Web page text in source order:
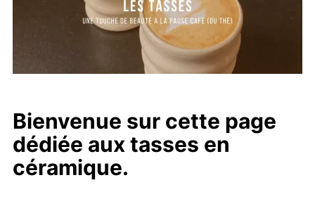
Bienvenue sur cette page
dédiée aux tasses en
céramique.